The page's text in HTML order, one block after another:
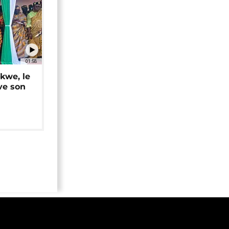
01:58
le
son